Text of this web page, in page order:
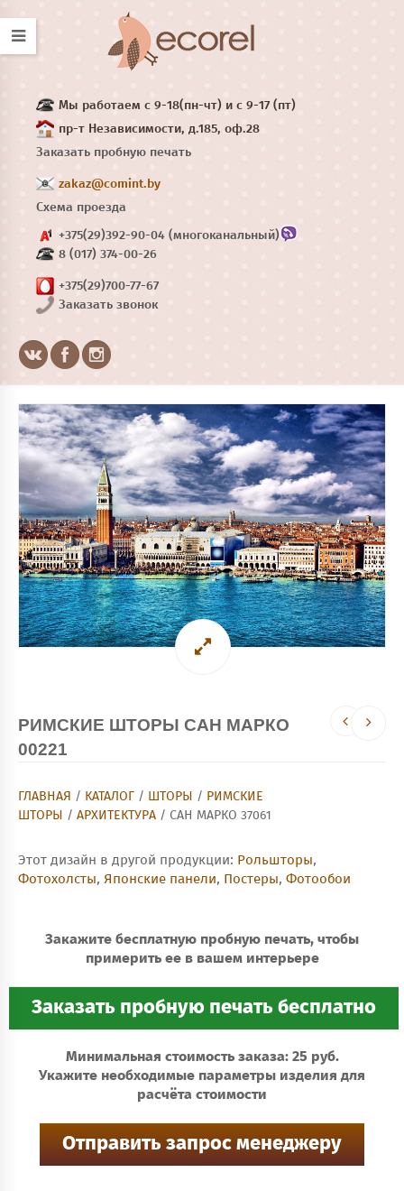
Мы работаем с 9-18(пн-чт) и с 9-17 (пт)
пр-т Независимости, д.185, оф.28
Заказать пробную печать
zakaz@comint.by
Схема проезда
+375(29)392-90-04 (многоканальный)
8 (017) 374-00-26
+375(29)700-77-67
Заказать звонок
РИМСКИЕ ШТОРЫ САН МАРКО
00221
ГЛАВНАЯ / КАТАЛОГ / ШТОРЫ / РИМСКИЕ
ШТОРЫ
/ АРХИТЕКТУРА / САН МАРКО 37061
Этот дизайн в другой продукции: Рольшторы,
Фотохолсты, Японские панели, Постеры, Фотообои
Закажите бесплатную пробную печать, чтобы
примерить ее в вашем интерьере
Минимальная стоимость заказа: 25 руб.
Укажите необходимые параметры изделия для
расчёта стоимости